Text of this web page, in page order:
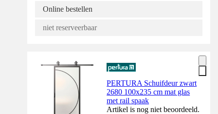
Online bestellen
niet reserveerbaar
PERTURA Schuifdeur zwart
2680 100x235 cm mat glas
met rail spaak
Artikel is nog niet beoordeeld.